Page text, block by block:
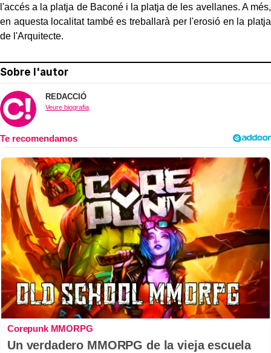
l'accés a la platja de Baconé i la platja de les avellanes. A més,
en aquesta localitat també es treballarà per l'erosió en la platja
de l'Arquitecte.
Sobre l'autor
REDACCIÓ
Veure biografia
Corepunk MMORPG
Un verdadero MMORPG de la vieja escuela